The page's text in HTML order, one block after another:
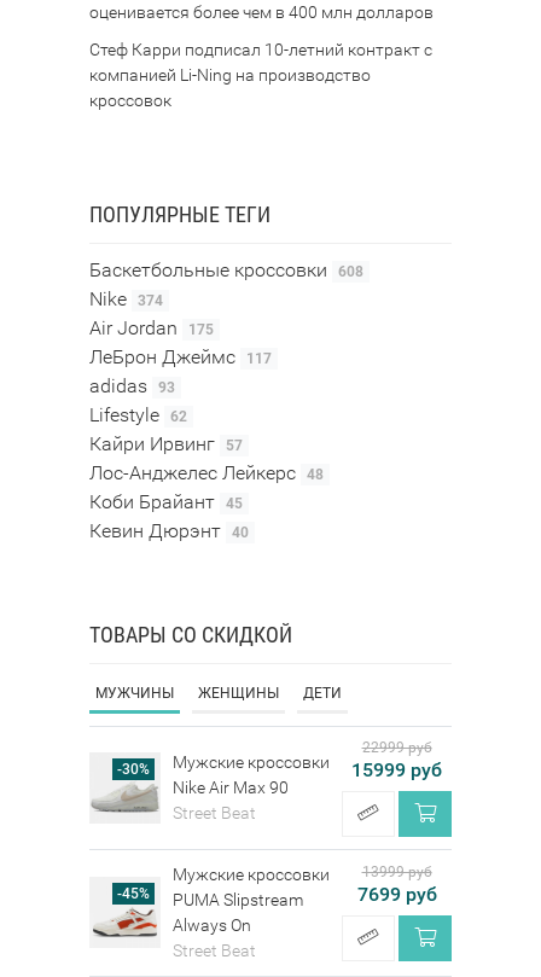
оценивается более чем в 400 млн долларов
Стеф Карри подписал 10-летний контракт с
компанией Li-Ning на производство
кроссовок
ПОПУЛЯРНЫЕ ТЕГИ
Баскетбольные кроссовки 608
Nike 374
Air Jordan 175
ЛеБрон Джеймс 117
adidas 93
Lifestyle 62
Кайри Ирвинг 57
Лос-Анджелес Лейкерс 48
Коби Брайант 45
Кевин Дюрэнт 40
ТОВАРЫ СО СКИДКОЙ
МУЖЧИНЫ ЖЕНЩИНЫ ДЕТИ
-30%
Мужские кроссовки
Nike Air Max 90
Street Beat
22999 руб
15999 руб
-45%
Мужские кроссовки
PUMA Slipstream
Always On
Street Beat
13999 руб
7699 руб